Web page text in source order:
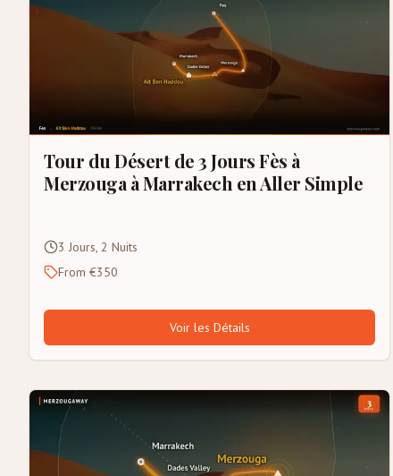
Tour du Désert de 3 Jours Fès à
Merzouga à Marrakech en Aller Simple
3 Jours, 2 Nuits
From €350
Voir les Détails